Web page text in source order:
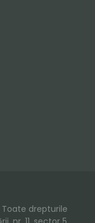
Toate drepturile